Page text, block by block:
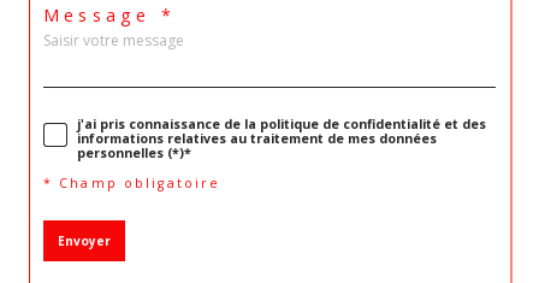
Message *
j'ai pris connaissance de la politique de confidentialité et des
informations relatives au traitement de mes données
personnelles (*)*
* Champ obligatoire
Envoyer